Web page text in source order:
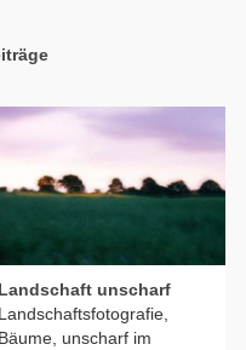
Landschaft unscharf
Landschaftsfotografie,
Bäume, unscharf im